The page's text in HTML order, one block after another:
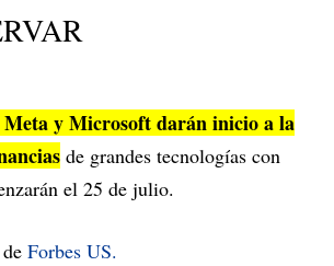
y Microsoft darán inicio a la
de grandes tecnologías con
el 25 de julio.
Forbes US.